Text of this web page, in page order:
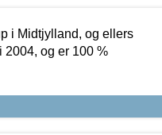
i Midtjylland, og ellers
og er 100 %